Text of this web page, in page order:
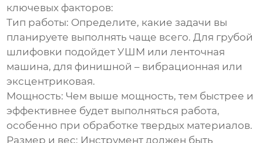
ключевых факторов:
Тип работы: Определите, какие задачи вы
планируете выполнять чаще всего. Для грубой
шлифовки подойдет УШМ или ленточная
машина, для финишной – вибрационная или
эксцентриковая.
Мощность: Чем выше мощность, тем быстрее и
эффективнее будет выполняться работа,
особенно при обработке твердых материалов.
Размер и вес: Инструмент должен быть